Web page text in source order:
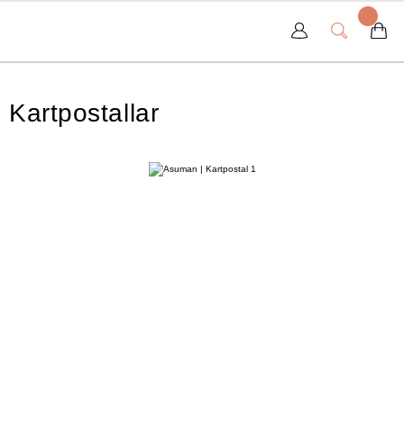
Kartpostallar